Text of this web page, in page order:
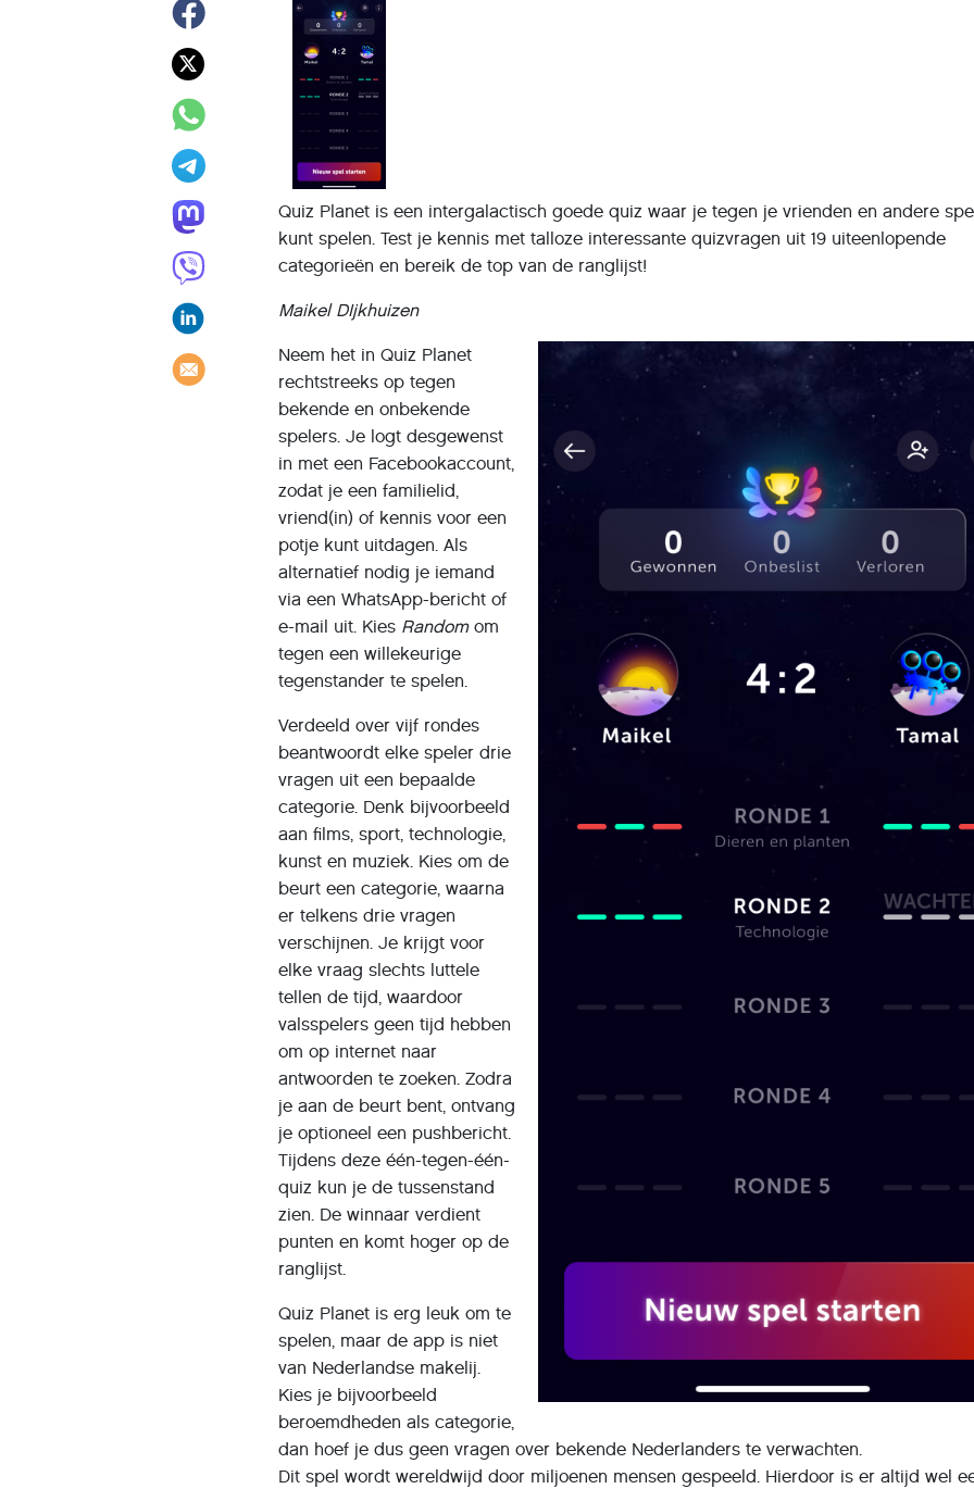
Quiz Planet is een intergalactisch goede quiz waar je tegen je vrienden en andere
kunt spelen. Test je kennis met talloze interessante quizvragen uit 19 uiteenlopende
categorieën en bereik de top van de ranglijst!
Maikel DIjkhuizen
Neem het in Quiz Planet
rechtstreeks op tegen
bekende en onbekende
spelers. Je logt desgewenst
in met een Facebookaccount,
zodat je een familielid,
vriend(in) of kennis voor een
potje kunt uitdagen. Als
alternatief nodig je iemand
via een WhatsApp-bericht of
e-mail uit. Kies Randomom
tegen een willekeurige
tegenstander te spelen.
Verdeeld over vijf rondes
beantwoordt elke speler drie
vragen uit een bepaalde
categorie. Denk bijvoorbeeld
aan films, sport, technologie,
kunst en muziek. Kies om de
beurt een categorie, waarna
er telkens drie vragen
verschijnen. Je krijgt voor
elke vraag slechts luttele
tellen de tijd, waardoor
valsspelers geen tijd hebben
om op internet naar
antwoorden te zoeken. Zodra
je aan de beurt bent, ontvang
je optioneel een pushbericht.
Tijdens deze één-tegen-één-
quiz kun je de tussenstand
zien. De winnaar verdient
punten en komt hoger op de
ranglijst.
Quiz Planet is erg leuk om te
spelen, maar de app is niet
van Nederlandse makelij.
Kies je bijvoorbeeld
beroemdheden als categorie,
dan hoef je dus geen vragen over bekende Nederlanders te verwachten.
Dit spel wordt wereldwijd door miljoenen mensen gespeeld. Hierdoor is er altijd wel